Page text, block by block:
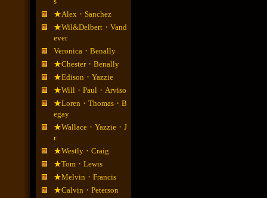
★Alex・Sanchez
★Wil&Delbert・Vand
ever
Veronica・Benally
★Chester・Benally
★Edison・Yazzie
★Will・Paul・Arviso
★Loren・Thomas・B
egay
★Wallace・Yazzie・J
r
★Westly・Craig
★Tom・Lewis
★Melvin・Francis
★Calvin・Peterson